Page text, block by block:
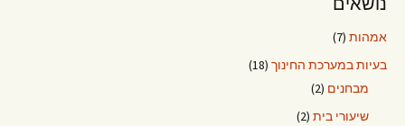
אמהות (7)
בעיות במערכת החינוך (18)
מבחנים (2)
שיעורי בית (2)